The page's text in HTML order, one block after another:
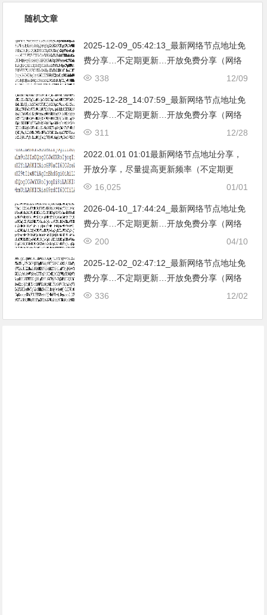
随机文章
2025-12-09_05:42:13_最新网络节点地址免
费分享…不定期更新…开放免费分享（网络
免费节点香港|日本|韩国|新加坡|台湾|马来西
12/09
338
2025-12-28_14:07:59_最新网络节点地址免
费分享…不定期更新…开放免费分享（网络
免费节点香港|日本|韩国|新加坡|台湾|马来西
12/28
311
2022.01.01 01:01最新网络节点地址分享，
开放分享，尽量提高更新频率（不定期更
新）。
01/01
16,025
2026-04-10_17:44:24_最新网络节点地址免
费分享…不定期更新…开放免费分享（网络
免费节点香港|日本|韩国|新加坡|台湾|马来西
04/10
200
2025-12-02_02:47:12_最新网络节点地址免
费分享…不定期更新…开放免费分享（网络
免费节点香港|日本|韩国|新加坡|台湾|马来西
12/02
336